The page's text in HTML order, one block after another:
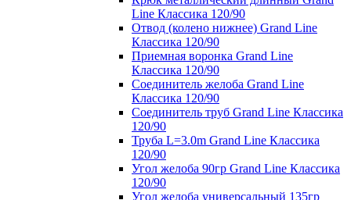
Line Классика 120/90
Отвод (колено нижнее) Grand Line
Классика 120/90
Приемная воронка Grand Line
Классика 120/90
Соединитель желоба Grand Line
Классика 120/90
Соединитель труб Grand Line Классика
120/90
Труба L=3.0m Grand Line Классика
120/90
Угол желоба 90гр Grand Line Классика
120/90
Угол желоба универсальный 135гр